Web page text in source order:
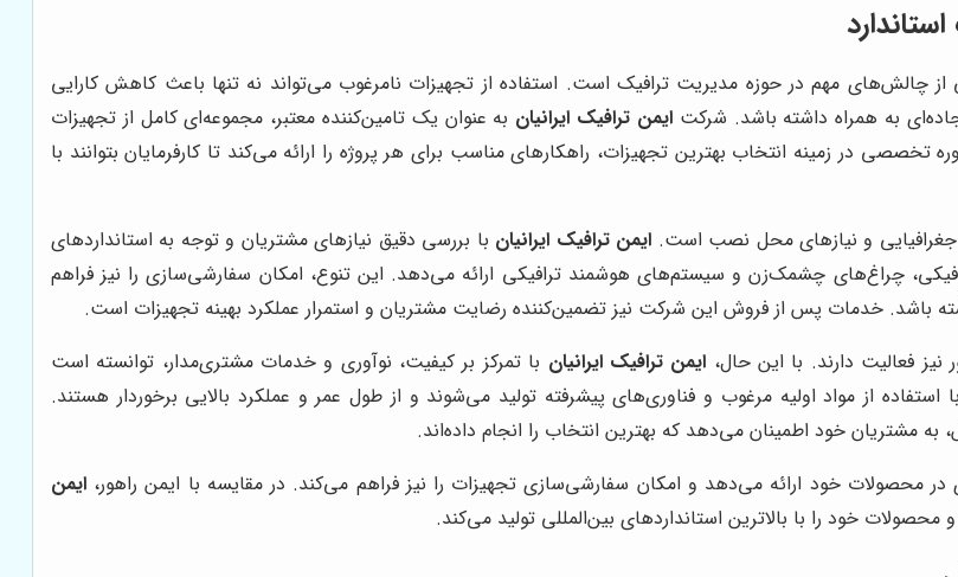
از چالش‌های مهم در حوزه مدیریت ترافیک است. استفاده از تجهیزات نامرغوب می‌تواند نه تنها باعث کاهش کارایی
جاده‌ای به همراه داشته باشد. شرکتایمن ترافیک ایرانیان به عنوان یک تامین‌کننده معتبر، مجموعه‌ای کامل از تجهیزات
در زمینه انتخاب بهترین تجهیزات، راهکارهای مناسب برای هر پروژه را ارائه می‌کند تا کارفرمایان بتوانند با
جغرافیایی و نیازهای محل نصب است. ایمن ترافیک ایرانیان با بررسی دقیق نیازهای مشتریان و توجه به استانداردهای
چراغ‌های چشمک‌زن و سیستم‌های هوشمند ترافیکی ارائه می‌دهد. این تنوع، امکان سفارشی‌سازی را نیز فراهم
باشد. خدمات پس از فروش این شرکت نیز تضمین‌کننده رضایت مشتریان و استمرار عملکرد بهینه تجهیزات است.
نیز فعالیت دارند. با این حال، ایمن ترافیک ایرانیان با تمرکز بر کیفیت، نوآوری و خدمات مشتری‌مدار، توانسته است
با استفاده از مواد اولیه مرغوب و فناوری‌های پیشرفته تولید می‌شوند و از طول عمر و عملکرد بالایی برخوردار هستند.
خود اطمینان می‌دهد که بهترین انتخاب را انجام داده‌اند.
در محصولات خود ارائه می‌دهد و امکان سفارشی‌سازی تجهیزات را نیز فراهم می‌کند. در مقایسه با ایمن راهور،ایمن
محصولات خود را با بالاترین استانداردهای بین‌المللی تولید می‌کند.